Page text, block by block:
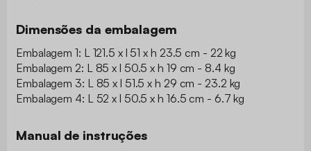
Dimensões da embalagem
Embalagem 1: L 121.5 x l 51 x h 23.5 cm - 22 kg
Embalagem 2: L 85 x l 50.5 x h 19 cm - 8.4 kg
Embalagem 3: L 85 x l 51.5 x h 29 cm - 23.2 kg
Embalagem 4: L 52 x l 50.5 x h 16.5 cm - 6.7 kg
Manual de instruções